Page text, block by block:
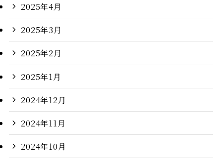
2025年4月
2025年3月
2025年2月
2025年1月
2024年12月
2024年11月
2024年10月